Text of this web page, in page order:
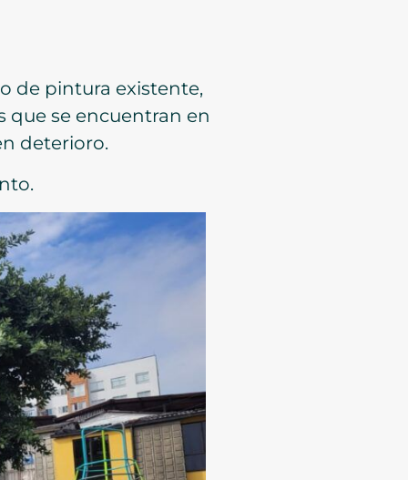
de pintura existente,
que se encuentran en
deterioro.